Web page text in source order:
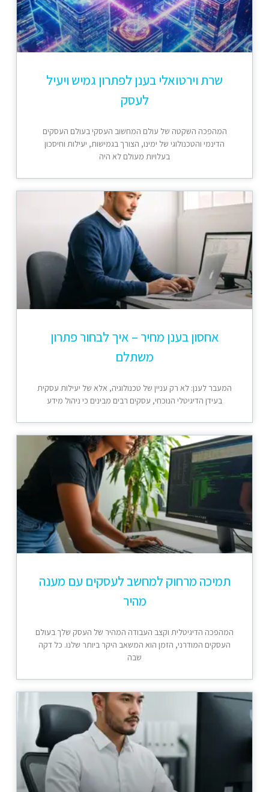
שרת וירטואלי בענן לפתרון גמיש ויעיל
לעסק
המהפכה השקטה של עולם המחשוב העסקי בעולם העסקים
הדינמי והטכנולוגי של ימינו, הצורך בגמישות, יעילות וחיסכון
בעלויות מעולם לא היה
אחסון בענן מחיר – איך לבחור פתרון
משתלם
המעבר לענן: לא רק עניין של טכנולוגיה, אלא של יעילות עסקית
בעידן הדיגיטלי הנוכחי, עסקים רבים מבינים כי ניהול מידע
תמיכה מרחוק למחשב לעסקים עם מענה
מהיר
המהפכה הדיגיטלית וקצב העבודה המהיר של העסק שלך בעולם
העסקים המודרני, הזמן הוא המשאב היקר ביותר שלנו. כל דקה
שבה